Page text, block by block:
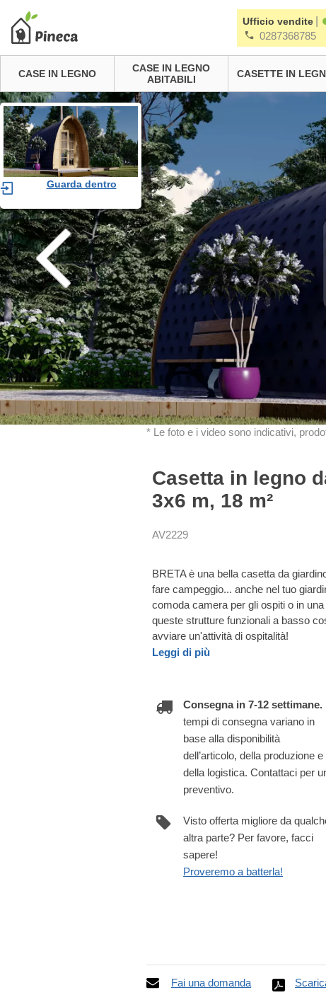
Ufficio vendite
0287368785
CASE IN LEGNO
CASE IN LEGNO
ABITABILI
CASETTE IN
Guarda dentro
* Le foto e i video sono indicativi,
Casetta in legno
3x6 m, 18 m²
AV2229
BRETA è una bella casetta da
fare campeggio... anche nel tuo
comoda camera per gli ospiti o in
queste strutture funzionali a basso
avviare un'attività di ospitalità!
Leggi di più
Consegna in 7-12 settimane.
tempi di consegna variano in
base alla disponibilità
dell’articolo, della produzione e
della logistica. Contattaci per
preventivo.
Visto offerta migliore da
altra parte? Per favore, facci
sapere!
Proveremo a batterla!
Fai una domanda